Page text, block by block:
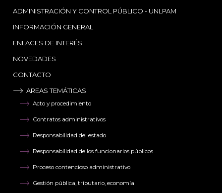
ADMINISTRACIÓN Y CONTROL PÚBLICO - UNLPAM
INFORMACIÓN GENERAL
ENLACES DE INTERÉS
NOVEDADES
CONTACTO
AREAS TEMÁTICAS
Acto y procedimiento
Contratos administrativos
Responsabilidad del estado
Responsabilidad de los funcionarios públicos
Proceso contencioso administrativo
Gestión pública, tributario, economía